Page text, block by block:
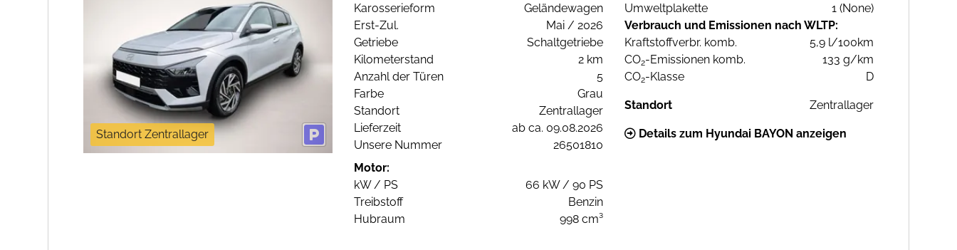
Standort Zentrallager
Karosserieform
Geländewagen
Erst-Zul.
Mai / 2026
Getriebe
Schaltgetriebe
Kilometerstand
2 km
Anzahl der Türen
5
Farbe
Grau
Standort
Zentrallager
Lieferzeit
ab ca. 09.08.2026
Unsere Nummer
26501810
Motor:
kW / PS
66 kW / 90 PS
Treibstoff
Benzin
Hubraum
998 cm³
Umweltplakette
1 (None)
Verbrauch und Emissionen nach WLTP:
Kraftstoffverbr. komb.
5,9 l/100km
CO2-Emissionen komb.
133 g/km
CO2-Klasse D
Standort Zentrallager
Details zum Hyundai BAYON anzeigen